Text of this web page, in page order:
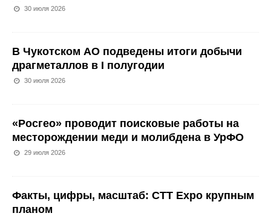
30 июля 2026
В Чукотском АО подведены итоги добычи
драгметаллов в I полугодии
30 июля 2026
«Росгео» проводит поисковые работы на
месторождении меди и молибдена в УрФО
29 июля 2026
Факты, цифры, масштаб: CTT Expo крупным
планом